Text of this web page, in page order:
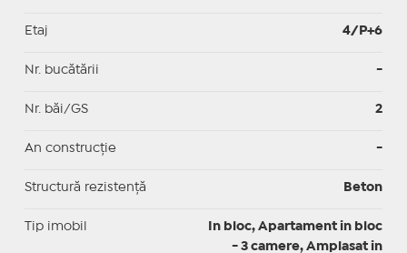
Etaj 4/P+6
Nr. bucătării -
Nr. băi/GS 2
An construcție -
Structură rezistență Beton
Tip imobil
In bloc, Apartament in bloc
- 3 camere, Amplasat in